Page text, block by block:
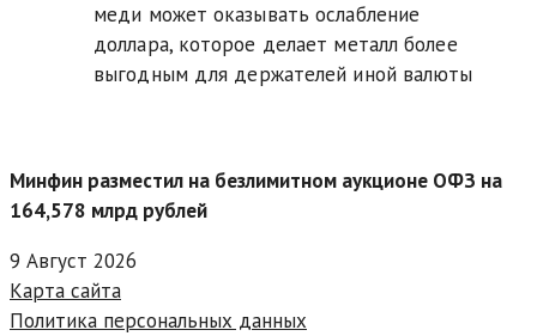
меди может оказывать ослабление
доллара, которое делает металл более
выгодным для держателей иной валюты
Минфин разместил на безлимитном аукционе ОФЗ на
164,578 млрд рублей
9 Август 2026
Карта сайта
Политика персональных данных